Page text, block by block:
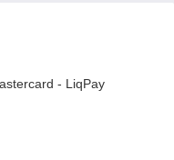
- LiqPay